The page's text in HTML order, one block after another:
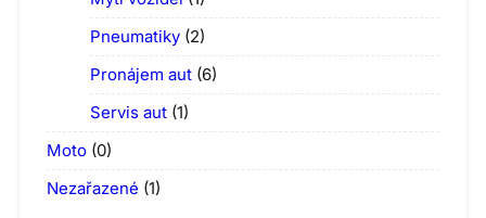
Pneumatiky (2)
Pronájem aut (6)
Servis aut (1)
Moto (0)
Nezařazené (1)